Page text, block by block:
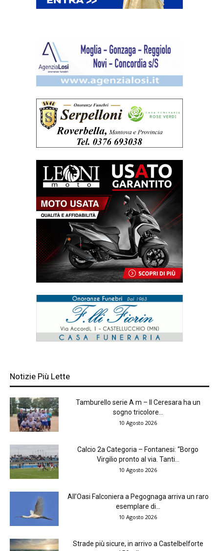
Notizie Più Lette
Tamburello serie A m – Il Ceresara ha un
sogno tricolore...
10 Agosto 2026
Calcio 2a Categoria – Fontanesi: “Borgo
Virgilio pronto al via. Tanti...
10 Agosto 2026
All’Oasi Falconiera a Pegognaga arriva un raro
esemplare di...
10 Agosto 2026
Strade più sicure, in arrivo a Castelbelforte